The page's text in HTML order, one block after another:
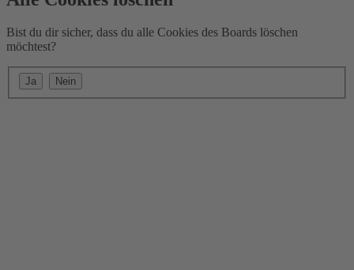
Bist du dir sicher, dass du alle Cookies des Boards löschen
möchtest?